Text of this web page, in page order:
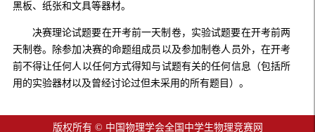
黑板、纸张和文具等器材。
决赛理论试题要在开考前一天制卷，实验试题要在开考前两
天制卷。除参加决赛的命题组成员以及参加制卷人员外，在开考
前不得让任何人以任何方式得知与试题有关的任何信息（包括所
用的实验器材以及曾经讨论过但未采用的所有题目）。
版权所有 © 中国物理学会全国中学生物理竞赛网